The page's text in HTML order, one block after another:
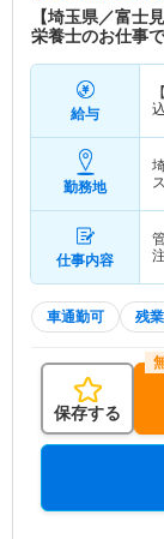
【埼玉県／富
栄養士のお仕事
給与
勤務地
仕事内容
車通勤可 残
保存する